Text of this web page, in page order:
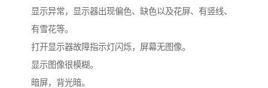
显示异常，显示器出现偏色、缺色以及花屏、有竖线、
有雪花等。
打开显示器故障指示灯闪烁，屏幕无图像。
显示图像很模糊。
暗屏，背光暗。